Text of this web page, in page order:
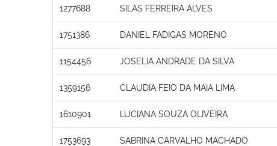
1277688 SILAS FERREIRA ALVES
1751386 DANIEL FADIGAS MORENO
1154456 JOSELIA ANDRADE DA SILVA
1359156 CLAUDIA FEIO DA MAIA LIMA
1610901 LUCIANA SOUZA OLIVEIRA
1753693 SABRINA CARVALHO MACHADO